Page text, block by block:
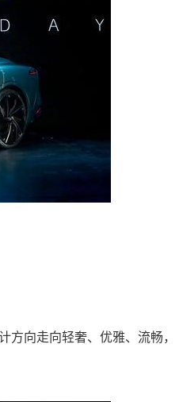
向走向轻奢、优雅、流畅，